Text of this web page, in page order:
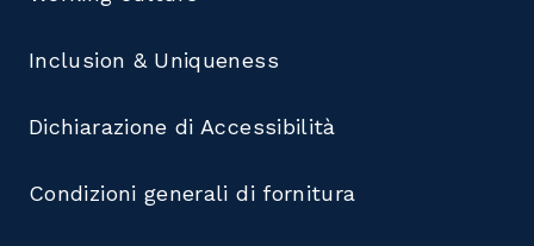
Inclusion & Uniqueness
Dichiarazione di Accessibilità
Condizioni generali di fornitura